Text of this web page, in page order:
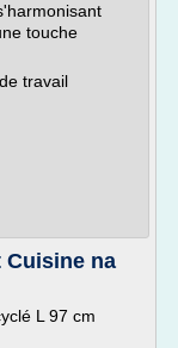
touche
travail
Cuisine na
L 97 cm